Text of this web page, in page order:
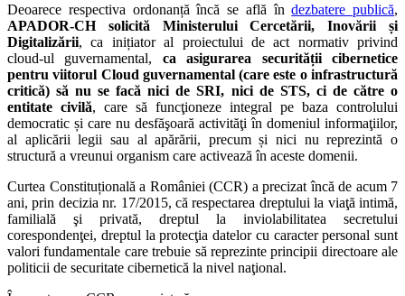
Deoarece respectiva ordonanță încă se află îndezbatere publică,
APADOR-CH solicită Ministerului Cercetării, Inovării și
Digitalizării, ca inițiator al proiectului de act normativ privind
cloud-ul guvernamental, ca asigurarea securității cibernetice
pentru viitorul Cloud guvernamental (care este o infrastructură
critică) să nu se facă nici de SRI, nici de STS, ci de către o
entitate civilă, care să funcţioneze integral pe baza controlului
democratic și care nu desfăşoară activităţi în domeniul informaţiilor,
al aplicării legii sau al apărării, precum și nici nu reprezintă o
structură a vreunui organism care activează în aceste domenii.
Curtea Constituțională a României (CCR) a precizat încă de acum 7
ani, prin decizia nr. 17/2015, că respectarea dreptului la viaţă intimă,
familială şi privată, dreptul la inviolabilitatea secretului
corespondenţei, dreptul la protecţia datelor cu caracter personal sunt
valori fundamentale care trebuie să reprezinte principii directoare ale
politicii de securitate cibernetică la nivel naţional.